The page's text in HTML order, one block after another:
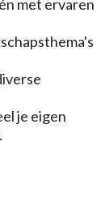
met ervaren
je eigen